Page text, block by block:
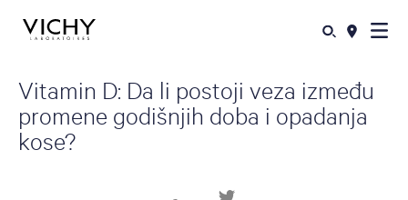
Vitamin D: Da li postoji veza između
promene godišnjih doba i opadanja
kose?